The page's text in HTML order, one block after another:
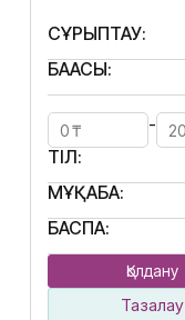
СҰРЫПТАУ:
БАҒАСЫ:
-
ТІЛ:
МҰҚАБА:
БАСПА:
Қолдану
Тазалау